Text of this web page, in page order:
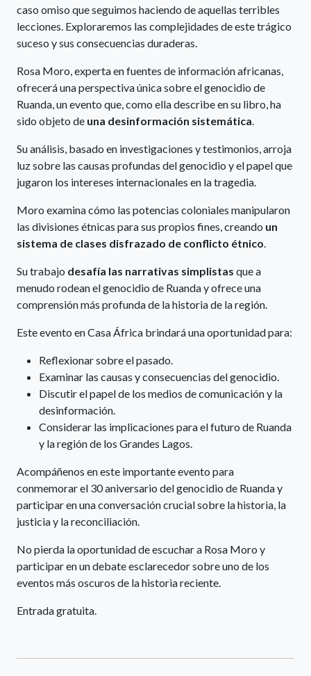
caso omiso que seguimos haciendo de aquellas terribles
lecciones. Exploraremos las complejidades de este trágico
suceso y sus consecuencias duraderas.
Rosa Moro, experta en fuentes de información africanas,
ofrecerá una perspectiva única sobre el genocidio de
Ruanda, un evento que, como ella describe en su libro, ha
sido objeto de una desinformación sistemática
Su análisis, basado en investigaciones y testimonios, arroja
luz sobre las causas profundas del genocidio y el papel que
jugaron los intereses internacionales en la tragedia.
Moro examina cómo las potencias coloniales manipularon
las divisiones étnicas para sus propios fines, creando un
sistema de clases disfrazado de conflicto étnico
Su trabajo desafía las narrativas simplistas que a
menudo rodean el genocidio de Ruanda y ofrece una
comprensión más profunda de la historia de la región.
Este evento en Casa África brindará una oportunidad para:
Reflexionar sobre el pasado.
Examinar las causas y consecuencias del genocidio.
Discutir el papel de los medios de comunicación y la
desinformación.
Considerar las implicaciones para el futuro de Ruanda
y la región de los Grandes Lagos.
Acompáñenos en este importante evento para
conmemorar el 30 aniversario del genocidio de Ruanda y
participar en una conversación crucial sobre la historia, la
justicia y la reconciliación.
No pierda la oportunidad de escuchar a Rosa Moro y
participar en un debate esclarecedor sobre uno de los
eventos más oscuros de la historia reciente.
Entrada gratuita.